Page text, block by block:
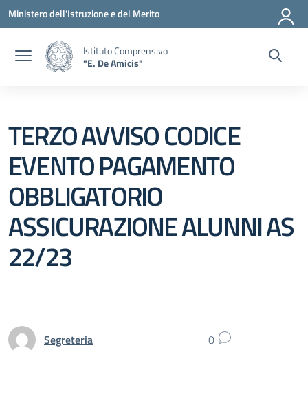
Vai ai contenuti
Vai al menu di navigazione
Vai al footer
Ministero dell'Istruzione e del Merito
Istituto Comprensivo
"E. De Amicis"
TERZO AVVISO CODICE
EVENTO PAGAMENTO
OBBLIGATORIO
ASSICURAZIONE ALUNNI AS
22/23
Segreteria 0